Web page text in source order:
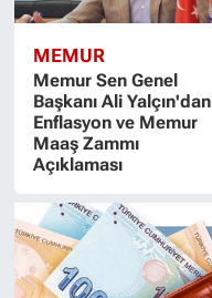
MEMUR
Memur Sen Genel
Başkanı Ali Yalçın'dan
Enflasyon ve Memur
Maaş Zammı
Açıklaması